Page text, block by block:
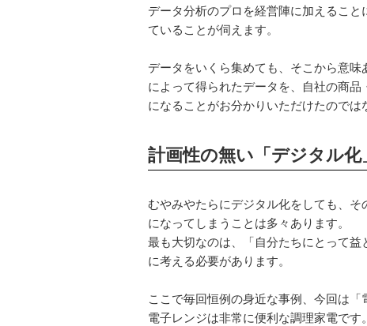
データ分析のプロを経営陣に加えるこ
ていることが伺えます。
データをいくら集めても、そこから意
によって得られたデータを、自社の商
になることがお分かりいただけたのでは
計画性の無い「デジタル
むやみやたらにデジタル化をしても、
になってしまうことは多々あります。
最も大切なのは、「自分たちにとって
に考える必要があります。
ここで毎回恒例の身近な事例、今回は「
電子レンジは非常に便利な調理家電で